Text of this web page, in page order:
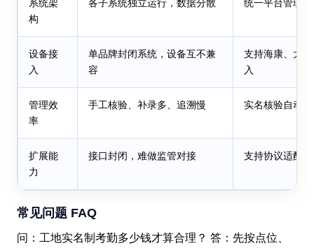
系统架
构
各子系统独立运行，数据分散 统一平台管理
设备接
入
单品牌封闭系统，设备互不兼
容
支持海康、大
入
管理效
率
手工核验、补录多、追溯慢 实名核验自动
扩展能
力
接口封闭，难做监管对接 支持协议适配
常见问题 FAQ
问：工地实名制考勤多少钱才算合理？ 答：先按点位、